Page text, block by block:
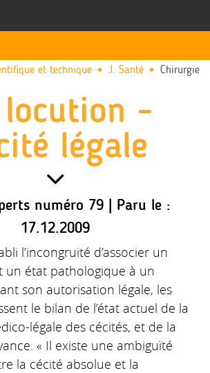
et technique J. Santé Chirurgie
locution -
légale
numéro 79 | Paru le :
17.12.2009
l’incongruité d’associer un
un état pathologique à un
son autorisation légale, les
le bilan de l’état actuel de la
légale des cécités, et de la
« Il existe une ambiguïté
la cécité absolue et la